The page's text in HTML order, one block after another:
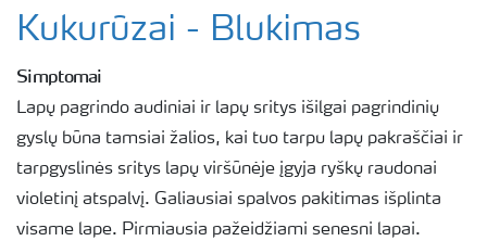
Kukurūzai - Blukimas
Simptomai
Lapų pagrindo audiniai ir lapų sritys išilgai pagrindinių
gyslų būna tamsiai žalios, kai tuo tarpu lapų pakraščiai ir
tarpgyslinės sritys lapų viršūnėje įgyja ryškų raudonai
violetinį atspalvį. Galiausiai spalvos pakitimas išplinta
visame lape. Pirmiausia pažeidžiami senesni lapai.